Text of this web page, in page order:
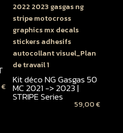
€
Kit déco NG Gasgas 50
MC 2021 -> 2023 |
STRIPE Series
59,00€